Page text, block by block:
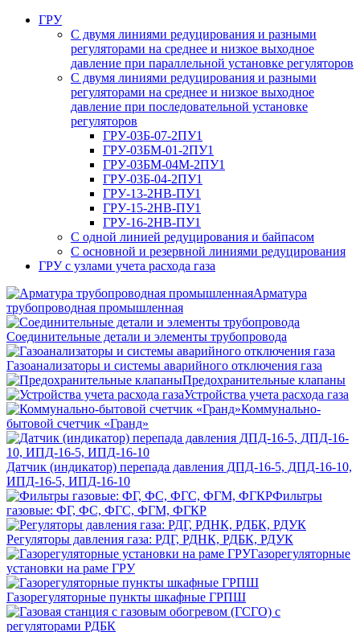
ГРУ
С двумя линиями редуцирования и разными
регуляторами на среднее и низкое выходное
давление при параллельной установке регуляторов
С двумя линиями редуцирования и разными
регуляторами на среднее и низкое выходное
давление при последовательной установке
регуляторов
ГРУ-03Б-07-2ПУ1
ГРУ-03БМ-01-2ПУ1
ГРУ-03БМ-04М-2ПУ1
ГРУ-03Б-04-2ПУ1
ГРУ-13-2НВ-ПУ1
ГРУ-15-2НВ-ПУ1
ГРУ-16-2НВ-ПУ1
С одной линией редуцирования и байпасом
С основной и резервной линиями редуцирования
ГРУ с узлами учета расхода газа
Арматура
трубопроводная промышленная
Соединительные детали и элементы трубопровода
Газоанализаторы и системы аварийного отключения газа
Предохранительные клапаны
Устройства учета расхода газа
Коммунально-
бытовой счетчик «Гранд»
Датчик (индикатор) перепада давления ДПД-16-5, ДПД-16-10,
ИПД-16-5, ИПД-16-10
Фильтры
газовые: ФГ, ФС, ФГС, ФГМ, ФГКР
Регуляторы давления газа: РДГ, РДНК, РДБК, РДУК
Газорегуляторные
установки на раме ГРУ
Газорегуляторные пункты шкафные ГРПШ